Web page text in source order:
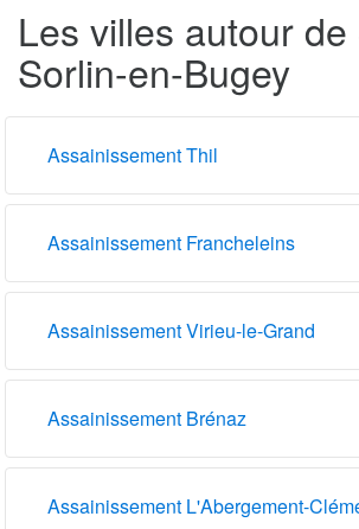
Les villes autour de
Sorlin-en-Bugey
Assainissement Thil
Assainissement Francheleins
Assainissement Virieu-le-Grand
Assainissement Brénaz
Assainissement L'Abergement-